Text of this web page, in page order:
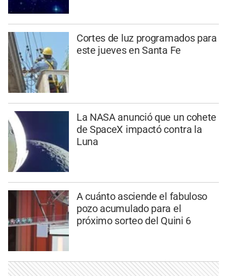
Cortes de luz programados para
este jueves en Santa Fe
La NASA anunció que un cohete
de SpaceX impactó contra la
Luna
A cuánto asciende el fabuloso
pozo acumulado para el
próximo sorteo del Quini 6